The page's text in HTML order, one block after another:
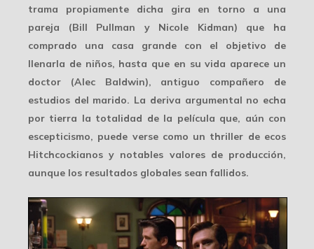
trama propiamente dicha gira en torno a una
pareja (Bill Pullman y Nicole Kidman) que ha
comprado una casa grande con el objetivo de
llenarla de niños, hasta que en su vida aparece un
doctor (Alec Baldwin), antiguo compañero de
estudios del marido. La deriva argumental no echa
por tierra la totalidad de la película que, aún con
escepticismo, puede verse como un thriller de ecos
Hitchcockianos y notables valores de producción,
aunque los resultados globales sean fallidos.